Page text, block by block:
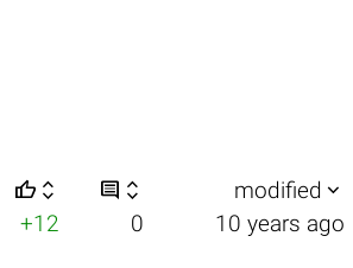
    modified 
+12 0 10 years ago